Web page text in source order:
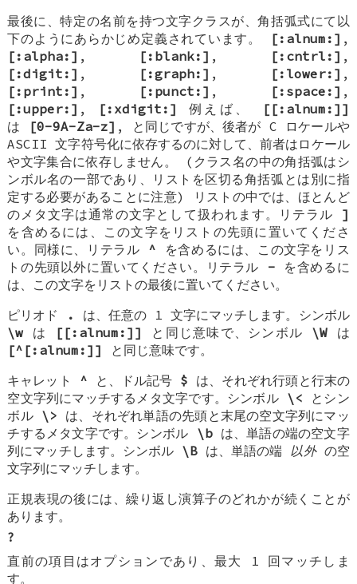
最後に、特定の名前を持つ文字クラスが、角括弧式にて以
下のようにあらかじめ定義されています。
[:alnum:] ,
[:alpha:] , [:blank:] , [:cntrl:] ,
[:digit:] , [:graph:] , [:lower:] ,
[:print:] , [:punct:] , [:space:] ,
[:upper:] , [:xdigit:] 例えば、
[[:alnum:]]
は
[0-9A-Za-z] , と同じですが、後者が C ロケールや
ASCII 文字符号化に依存するのに対して、前者はロケール
や文字集合に依存しません。 (クラス名の中の角括弧はシ
ンボル名の一部であり、リストを区切る角括弧とは別に指
定する必要があることに注意) リストの中では、ほとんど
のメタ文字は通常の文字として扱われます。リテラル ]
を含めるには、この文字をリストの先頭に置いてくださ
い。同様に、リテラル ^ を含めるには、この文字をリス
トの先頭以外に置いてください。リテラル - を含めるに
は、この文字をリストの最後に置いてください。
ピリオド
.
は、任意の 1 文字にマッチします。シンボル
\w は [[:alnum:]] と同じ意味で、シンボル \W は
[^[:alnum:]]
と同じ意味です。
キャレット ^ と、ドル記号 $ は、それぞれ行頭と行末の
空文字列にマッチするメタ文字です。シンボル \< とシン
ボル \> は、それぞれ単語の先頭と末尾の空文字列にマッ
チするメタ文字です。シンボル \bは、単語の端の空文字
列にマッチします。シンボル \B は、単語の端 以外の空
文字列にマッチします。
正規表現の後には、繰り返し演算子のどれかが続くことが
あります。
?
直前の項目はオプションであり、最大 1 回マッチしま
す。